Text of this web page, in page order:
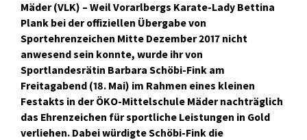
Mäder (VLK) – Weil Vorarlbergs Karate-Lady Bettina
Plank bei der offiziellen Übergabe von
Sportehrenzeichen Mitte Dezember 2017 nicht
anwesend sein konnte, wurde ihr von
Sportlandesrätin Barbara Schöbi-Fink am
Freitagabend (18. Mai) im Rahmen eines kleinen
Festakts in der ÖKO-Mittelschule Mäder nachträglich
das Ehrenzeichen für sportliche Leistungen in Gold
verliehen. Dabei würdigte Schöbi-Fink die